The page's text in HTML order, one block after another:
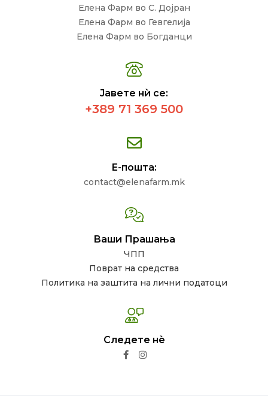
Елена Фарм во С. Дојран
Елена Фарм во Гевгелија
Елена Фарм во Богданци
Јавете нѝ се:
+389 71 369 500
Е-пошта:
contact@elenafarm.mk
Ваши Прашања
ЧПП
Поврат на средства
Политика на заштита на лични податоци
Следете нѐ